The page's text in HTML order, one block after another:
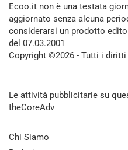
Ecoo.it non è una testata
aggiornato senza alcuna
considerarsi un prodotto
del 07.03.2001
Copyright ©2026 - Tutti i
Le attività pubblicitarie su
theCoreAdv
Chi Siamo